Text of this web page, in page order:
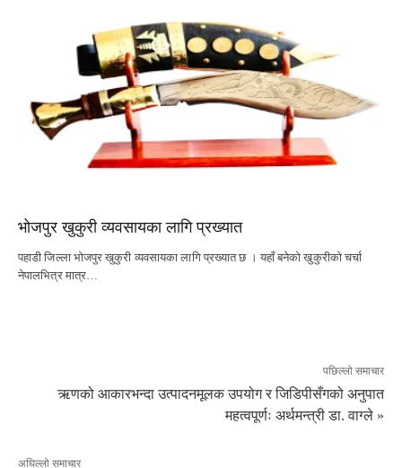
भोजपुर खुकुरी व्यवसायका लागि प्रख्यात
पहाडी जिल्ला भोजपुर खुकुरी व्यवसायका लागि प्रख्यात छ । यहाँ बनेको खुकुरीको चर्चा
नेपालभित्र मात्र…
पछिल्लो समाचार
ऋणको आकारभन्दा उत्पादनमूलक उपयोग र जिडिपीसँगको अनुपात
महत्वपूर्णः अर्थमन्त्री डा. वाग्ले »
अघिल्लो समाचार